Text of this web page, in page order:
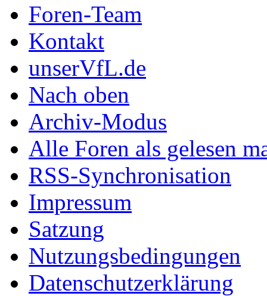
Foren-Team
Kontakt
unserVfL.de
Nach oben
Archiv-Modus
Alle Foren als gelesen
RSS-Synchronisation
Impressum
Satzung
Nutzungsbedingungen
Datenschutzerklärung